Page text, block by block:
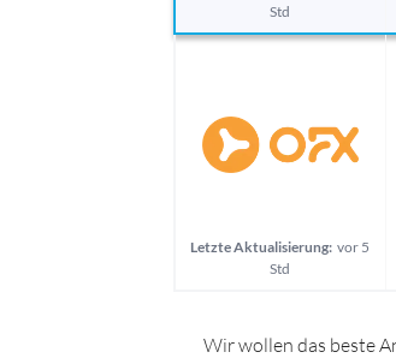
Std
Letzte Aktualisierung: vor 5
Std
Wir wollen das beste